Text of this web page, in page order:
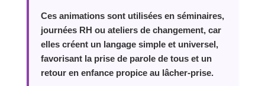
Ces animations sont utilisées en séminaires,
journées RH ou ateliers de changement, car
elles créent un langage simple et universel,
favorisant la prise de parole de tous et un
retour en enfance propice au lâcher‑prise.